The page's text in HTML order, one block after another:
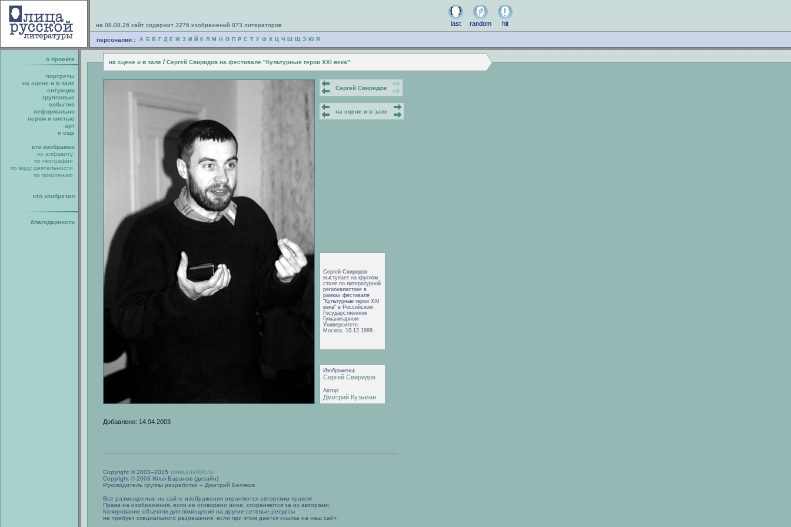
на 08.08.26 сайт содержит 3276 изображений 873 литераторов last random hit
персоналии : А Б В Г Д Е Ж З И Й К Л М Н О П Р С Т У Ф Х Ц Ч Ш Щ Э Ю Я
о проекте на сцене и в зале / Сергей Свиридов на фестивале "Культурные герои XXI века"
портреты
на сцене и в зале
ситуации
групповые
события
неформально
пером и кистью
арт
и еще
кто изображен
по алфавиту
по географии
по виду деятельности
по поколению
кто изобразил
благодарности
Сергей Свиридов
на сцене и в зале
Сергей Свиридов
выступает на круглом
столе по литературной
регионалистике в
рамках фестиваля
"Культурные герои XXI
века" в Российском
Государственном
Гуманитарном
Университете.
Москва, 10.12.1999.
Изображены:
Сергей Свиридов
Автор:
Дмитрий Кузьмин
Добавлено: 14.04.2003
Copyright © 2003–2015 www.vavilon.ru
Copyright © 2003 Илья Баранов (дизайн)
Руководитель группы разработки – Дмитрий Беляков
Все размещенные на сайте изображения охраняются авторским правом.
Права на изображения, если не оговорено иное, сохраняются за их авторами.
Копирование объектов для помещения на другие сетевые ресурсы
не требует специального разрешения, если при этом дается ссылка на наш сайт.